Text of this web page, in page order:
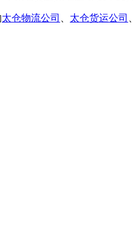
太仓物流公司 太仓货运公司